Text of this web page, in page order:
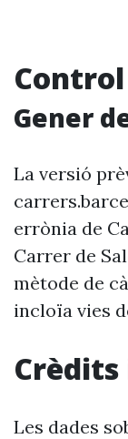
Gener
La versió
errònia de
Carrer de
mètode de
incloïa vies
Les dades